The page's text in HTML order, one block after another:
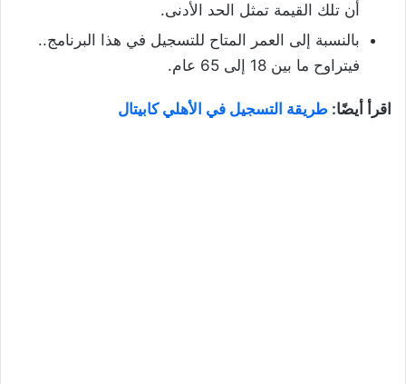
أن تلك القيمة تمثل الحد الأدنى.
بالنسبة إلى العمر المتاح للتسجيل في هذا البرنامج..
فيتراوح ما بين 18 إلى 65 عام.
اقرأ أيضًا: طريقة التسجيل في الأهلي كابيتال